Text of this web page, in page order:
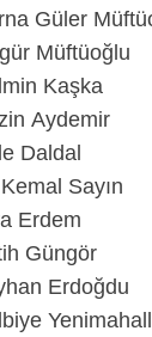
Güler
Müftüoğlu
Kaşka
Aydemir
Daldal
Sayın
Erdem
Güngör
Erdoğdu